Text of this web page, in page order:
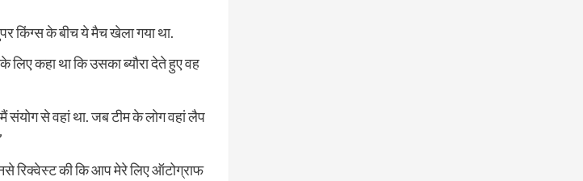
किंग्स के बीच ये मैच खेला गया था.
कहा था कि उसका ब्यौरा देते हुए वह
से वहां था. जब टीम के लोग वहां लैप
रिक्वेस्ट की कि आप मेरे लिए ऑटोग्राफ